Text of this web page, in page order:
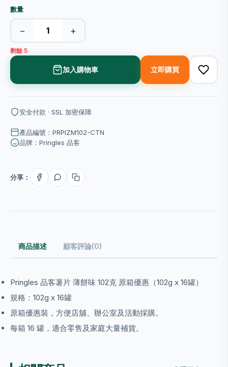
數量
− +
剩餘 5
加入購物車 立即購買
安全付款 · SSL 加密保障
產品編號：PRPIZM102-CTN
品牌：Pringles 品客
分享：
商品描述 顧客評論(0)
Pringles 品客薯片 薄餅味 102克 原箱優惠（102g x 16罐）
規格：102g x 16罐
原箱優惠裝，方便店舖、辦公室及活動採購。
每箱 16 罐，適合零售及家庭大量補貨。